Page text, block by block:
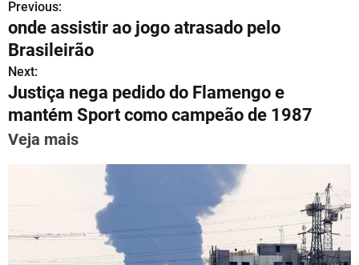
at
s
A
p
p
e
gr
a
m
e
o
o
ai
l
e
k
e
n
ar
e
P
o
s
t
n
i
Previous:
onde assistir ao jogo atrasado pelo
Brasileirão
Next:
Justiça nega pedido do Flamengo e
mantém Sport como campeão de 1987
Veja mais